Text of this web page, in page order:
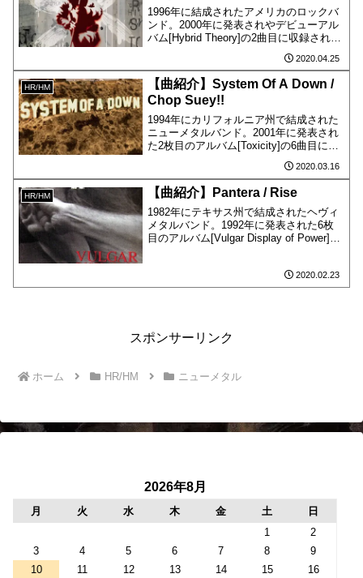
1996年に結成されたアメリカのロックバ
ンド。2000年に発表されやデビューアル
バム[Hybrid Theory]の2曲目に収録されて
2020.04.25
HR/HM
【曲紹介】System Of A Down /
Chop Suey!!
1994年にカリフォルニア州で結成された
ニューメタルバンド。2001年に発表され
た2枚目のアルバム[Toxicity]の6曲目に収
2020.03.16
HR/HM 【曲紹介】Pantera / Rise
1982年にテキサス州で結成されたヘヴィ
メタルバンド。1992年に発表された6枚
目のアルバム[Vulgar Display of Power]の
2020.02.23
スポンサーリンク
ホーム HR/HM ニューメタル
2026年8月
月 火 水 木 金 土
日
1
2
3
4 5 6 7 8
9
10
11 12 13 14 15 16